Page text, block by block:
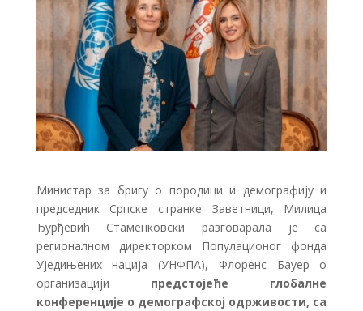
Министар за бригу о породици и демографију и
председник Српске странке Заветници, Милица
Ђурђевић Стаменковски разговарала је са
регионалном директорком Популационог фонда
Уједињених нација (УНФПА), Флоренс Бауер о
организацији предстојеће глобалне
конференције о демографској одрживости, са